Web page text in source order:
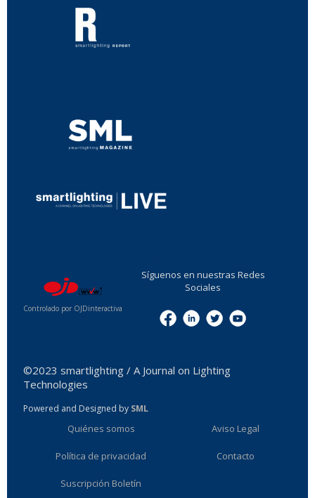
Controlado por OJDinteractiva
Síguenos en nuestras Redes
Sociales
©2023 smartlighting / A Journal on Lighting
Technologies
Powered and Designed by SML
Quiénes somos Aviso Legal
Política de privacidad Contacto
Suscripción Boletín